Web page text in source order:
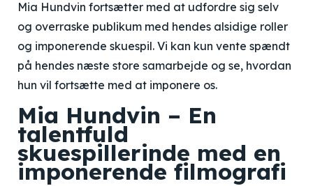
Mia Hundvin fortsætter med at udfordre sig selv
og overraske publikum med hendes alsidige roller
og imponerende skuespil. Vi kan kun vente spændt
på hendes næste store samarbejde og se, hvordan
hun vil fortsætte med at imponere os.
Mia Hundvin – En
talentfuld
skuespillerinde med en
imponerende filmografi